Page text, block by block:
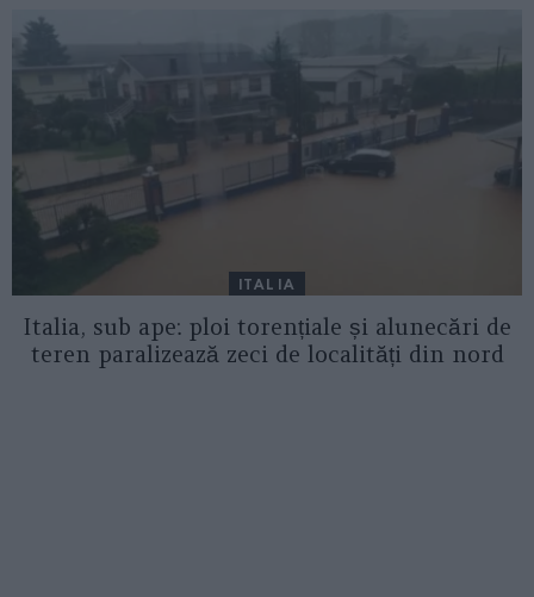
ITALIA
Italia, sub ape: ploi torențiale și alunecări de
teren paralizează zeci de localități din nord